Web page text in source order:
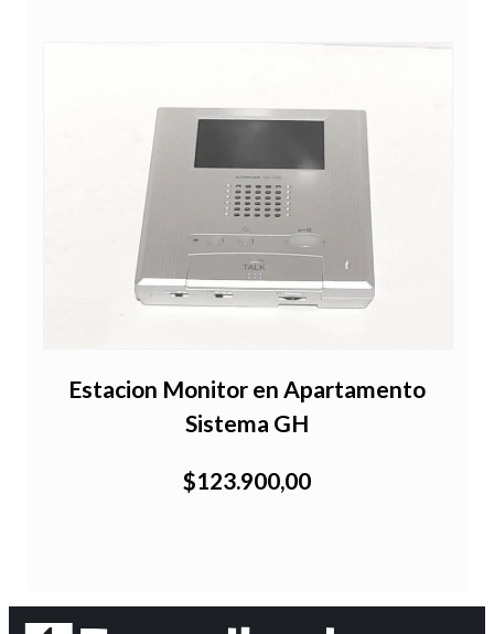
Estacion Monitor en Apartamento
Sistema GH
$123.900,00